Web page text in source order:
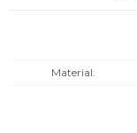
Material